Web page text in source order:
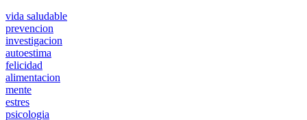
vida saludable
prevencion
investigacion
autoestima
felicidad
alimentacion
mente
estres
psicologia